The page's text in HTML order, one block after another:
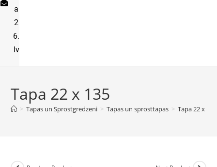
a
2
6.
lv
Tapa 22 x 135
> Tapas un Sprostgredzeni > Tapas un sprosttapas > Tapa 22 x 135